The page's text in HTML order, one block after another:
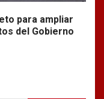
para ampliar
del Gobierno